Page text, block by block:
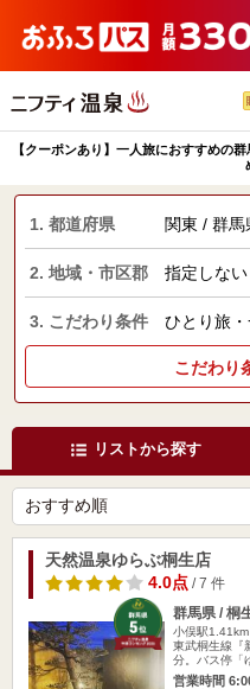
【クーポンあり】一人旅におすすめの
1. 都道府県 関東 / 群馬
2. 地域・市区郡 指定しない
3. こだわり条件 ひとり旅
こだわり
リストから探す
天然温泉ゆらぶ桐生店
4.0点/ 7 件
群馬県 / 桐
小俣駅1.41km
東武桐生線『
分。バス停「
営業時間